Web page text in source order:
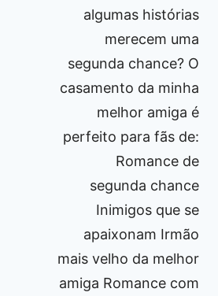
algumas histórias
merecem uma
segunda chance? O
casamento da minha
melhor amiga é
perfeito para fãs de:
Romance de
segunda chance
Inimigos que se
apaixonam Irmão
mais velho da melhor
amiga Romance com